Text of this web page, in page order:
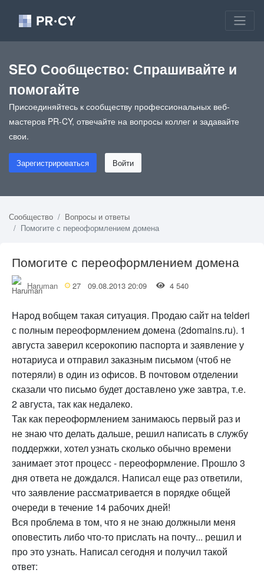
SEO Сообщество: Спрашивайте и
помогайте
Присоединяйтесь к сообществу профессиональных веб-
мастеров PR-CY, отвечайте на вопросы коллег и задавайте
свои.
Зарегистрироваться Войти
Сообщество
Вопросы и ответы
Помогите с переоформлением домена
Помогите с переоформлением домена
Haruman 27 09.08.2013 20:09 4 540
Народ вобщем такая ситуация. Продаю сайт на telderi
с полным переоформлением домена (2domains.ru). 1
августа заверил ксерокопию паспорта и заявление у
нотариуса и отправил заказным письмом (чтоб не
потеряли) в один из офисов. В почтовом отделении
сказали что письмо будет доставлено уже завтра, т.е.
2 августа, так как недалеко.
Так как переоформлением занимаюсь первый раз и
не знаю что делать дальше, решил написать в службу
поддержки, хотел узнать сколько обычно времени
занимает этот процесс - переоформление. Прошло 3
дня ответа не дождался. Написал еще раз ответили,
что заявление рассматривается в порядке общей
очереди в течение 14 рабочих дней!
Вся проблема в том, что я не знаю должныли меня
оповестить либо что-то прислать на почту... решил и
про это узнать. Написал сегодня и получил такой
ответ: